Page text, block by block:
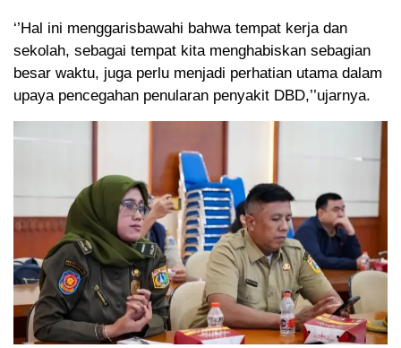
‘’Hal ini menggarisbawahi bahwa tempat kerja dan
sekolah, sebagai tempat kita menghabiskan sebagian
besar waktu, juga perlu menjadi perhatian utama dalam
upaya pencegahan penularan penyakit DBD,’’ujarnya.